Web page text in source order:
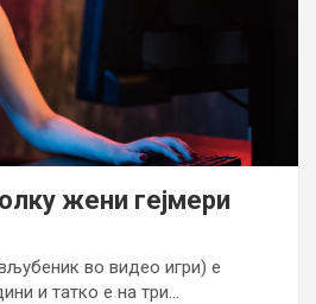
жени гејмери
во видео игри) е
и татко е на три…